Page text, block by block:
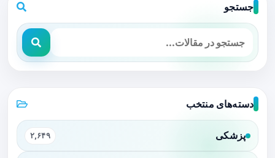
جستجو
دسته‌های منتخب
پزشکی ۲,۶۴۹